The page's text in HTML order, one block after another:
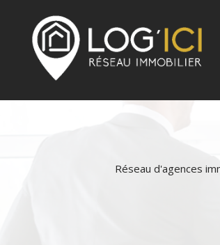
Réseau d'agences